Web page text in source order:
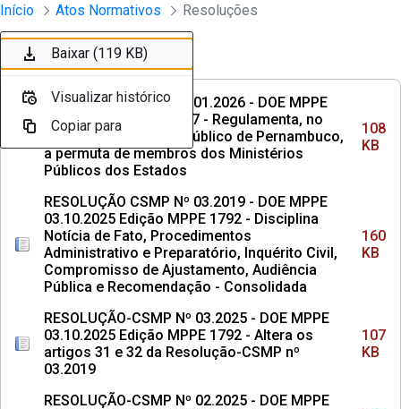
Pular para o Conteúdo principal
Instrumento jurídico - Documentos
Início Atos Normativos Resoluções
Ordenar Filtro
RESOLUÇÃO CSMP Nº 01.2026 - DOE MPPE
29.04.2026 Edicao 1917 - Regulamenta, no
âmbito do Ministério Público de Pernambuco,
a permuta de membros dos Ministérios
Públicos dos Estados
108
KB
RESOLUÇÃO CSMP Nº 03.2019 - DOE MPPE
03.10.2025 Edição MPPE 1792 - Disciplina
Notícia de Fato, Procedimentos
Administrativo e Preparatório, Inquérito Civil,
Compromisso de Ajustamento, Audiência
Pública e Recomendação - Consolidada
160
KB
RESOLUÇÃO-CSMP Nº 03.2025 - DOE MPPE
03.10.2025 Edição MPPE 1792 - Altera os
artigos 31 e 32 da Resolução-CSMP nº
03.2019
107
KB
RESOLUÇÃO-CSMP Nº 02.2025 - DOE MPPE
Baixar (108 KB)
Visualizar histórico
Copiar para
Baixar (160 KB)
Visualizar histórico
Copiar para
Baixar (107 KB)
Visualizar histórico
Copiar para
Baixar (137 KB)
Visualizar histórico
Copiar para
Baixar (113 KB)
Visualizar histórico
Copiar para
Baixar (3,2 MB)
Visualizar histórico
Copiar para
Baixar (857 KB)
Visualizar histórico
Copiar para
Baixar (5,1 MB)
Visualizar histórico
Copiar para
Baixar (1,6 MB)
Visualizar histórico
Copiar para
Baixar (119 KB)
Visualizar histórico
Copiar para